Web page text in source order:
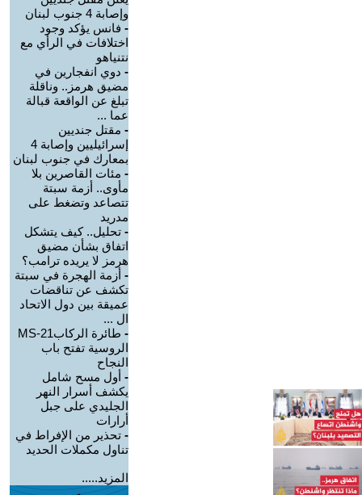
وإصابة 4 جنوب لبنان
- فانس يؤكد وجود
اختلافات في الرأي مع
نتنياهو
- دوي انفجارين في
مضيق هرمز.. وناقلة
تبلغ عن الواقعة قبالة
عما ...
- مقتل جنديين
إسرائيليين وإصابة 4
بمعارك في جنوب لبنان
- مئات القاصرين بلا
مأوى.. أزمة سبتة
تتصاعد وتضغط على
مدريد
- تحليل.. كيف يتشكل
اتفاق بشأن مضيق
هرمز لا يريده ترامب؟
- أزمة الهجرة في سبتة
تكشف عن تناقضات
عميقة بين دول الاتحاد
ال ...
-
طائرة الركابMS-21
الروسية تفتح باب
النجاح
- أول مسح شامل
يكشف أسرار النهر
الجليدي على جبل
أرارات
- تحذير من الإفراط في
تناول مكملات الحديد
المزيد.....